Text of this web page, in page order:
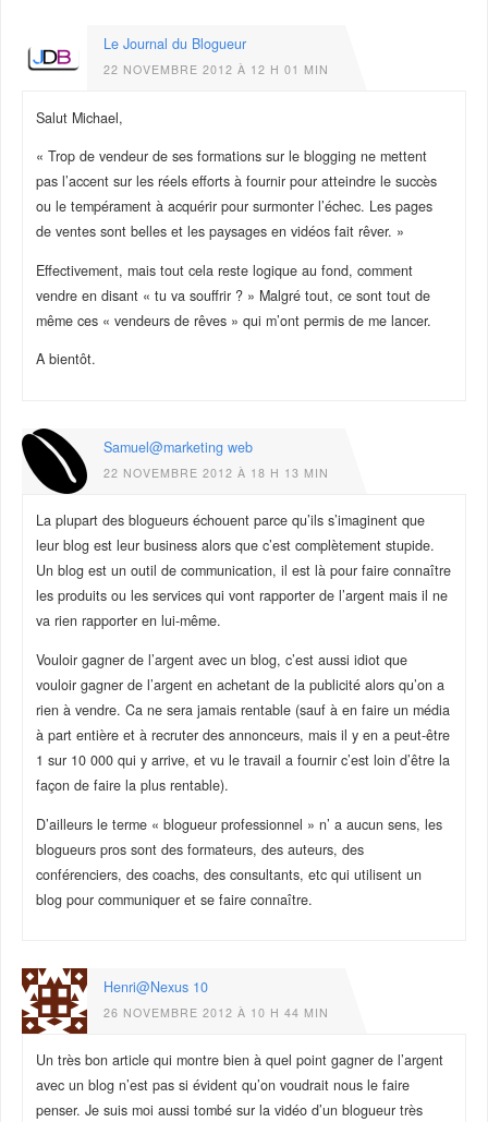
Le Journal du Blogueur
22 NOVEMBRE 2012 À 12 H 01 MIN
Salut Michael,
« Trop de vendeur de ses formations sur le blogging ne mettent
pas l’accent sur les réels efforts à fournir pour atteindre le succès
ou le tempérament à acquérir pour surmonter l’échec. Les pages
de ventes sont belles et les paysages en vidéos fait rêver. »
Effectivement, mais tout cela reste logique au fond, comment
vendre en disant « tu va souffrir ? » Malgré tout, ce sont tout de
même ces « vendeurs de rêves » qui m’ont permis de me lancer.
A bientôt.
Samuel@marketing web
22 NOVEMBRE 2012 À 18 H 13 MIN
La plupart des blogueurs échouent parce qu’ils s’imaginent que
leur blog est leur business alors que c’est complètement stupide.
Un blog est un outil de communication, il est là pour faire connaître
les produits ou les services qui vont rapporter de l’argent mais il ne
va rien rapporter en lui-même.
Vouloir gagner de l’argent avec un blog, c’est aussi idiot que
vouloir gagner de l’argent en achetant de la publicité alors qu’on a
rien à vendre. Ca ne sera jamais rentable (sauf à en faire un média
à part entière et à recruter des annonceurs, mais il y en a peut-être
1 sur 10 000 qui y arrive, et vu le travail a fournir c’est loin d’être la
façon de faire la plus rentable).
D’ailleurs le terme « blogueur professionnel » n’ a aucun sens, les
blogueurs pros sont des formateurs, des auteurs, des
conférenciers, des coachs, des consultants, etc qui utilisent un
blog pour communiquer et se faire connaître.
Henri@Nexus 10
26 NOVEMBRE 2012 À 10 H 44 MIN
Un très bon article qui montre bien à quel point gagner de l’argent
avec un blog n’est pas si évident qu’on voudrait nous le faire
penser. Je suis moi aussi tombé sur la vidéo d’un blogueur très